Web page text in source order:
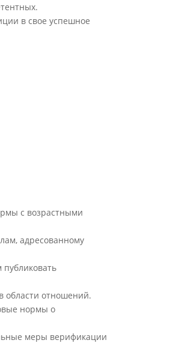
в свое успешное
с возрастными
адресованному
публиковать
области отношений.
нормы о
меры верификации